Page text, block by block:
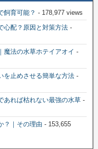
飼育可能？ - 178,977 views
心配？原因と対策方法 -
魔法の水草ホテイアオイ -
を止めさせる簡単な方法 -
あれば枯れない最強の水草 -
？｜その理由 - 153,655